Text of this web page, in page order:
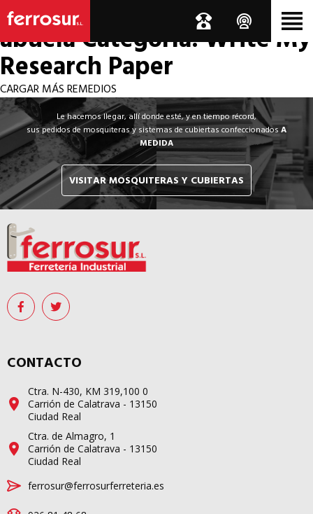
Los por si acaso de la
abuelaCategoría: Write My
Research Paper
CARGAR MÁS REMEDIOS
Le hacemos llegar, allí donde esté, y en tiempo récord,
sus pedidos de mosquiteras y sistemas de cubiertas confeccionadosA
MEDIDA
VISITAR MOSQUITERAS Y CUBIERTAS
CONTACTO
Ctra. N-430, KM 319,100 0
Carrión de Calatrava - 13150
Ciudad Real
Ctra. de Almagro, 1
Carrión de Calatrava - 13150
Ciudad Real
ferrosur@ferrosurferreteria.es